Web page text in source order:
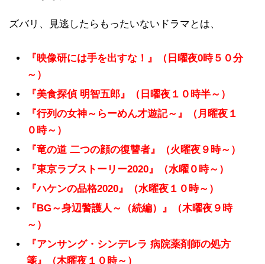
ズバリ、見逃したらもったいないドラマとは、
『映像研には手を出すな！』（日曜夜0時５０分
～）
『美食探偵 明智五郎』（日曜夜１０時半～）
『行列の女神～らーめん才遊記～』（月曜夜１
０時～）
『竜の道 二つの顔の復讐者』（火曜夜９時～）
『東京ラブストーリー2020』（水曜０時～）
『ハケンの品格2020』（水曜夜１０時～）
『BG～身辺警護人～（続編）』（木曜夜９時
～）
『アンサング・シンデレラ 病院薬剤師の処方
箋』（木曜夜１０時～）